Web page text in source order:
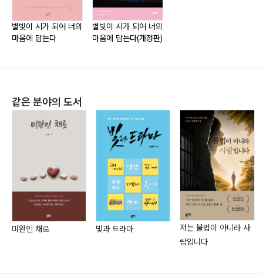
예수 그리스도 탄생하셨네044
난 하고 싶은것이 있어요046
그래 한번 해보자048
나의 모든 삶이 빼앗겨도052
아리마대 요셉의 용기054
우리 하나님께 돌아가자056
새 예루살렘 성에 들어가세057
길058
주소: ?경북 의성군 다인면 덕미리 943-2번지
(서부로 3153-66)
E-mail: rothemhouse@hanmail.net
권영찬Translator, Young-Chan Kwon
University of Middlesex
- B.S. Audio Production
Email: youngchna982@hotmail.com
별빛이 시가 되어 너의
마음에 담는다
별빛이 시가 되어 너의
마음에 담는다(개정판)
같은 분야의 도서
미완인 채로 빛과 드라마
저는 불법이 아니라 사
람입니다